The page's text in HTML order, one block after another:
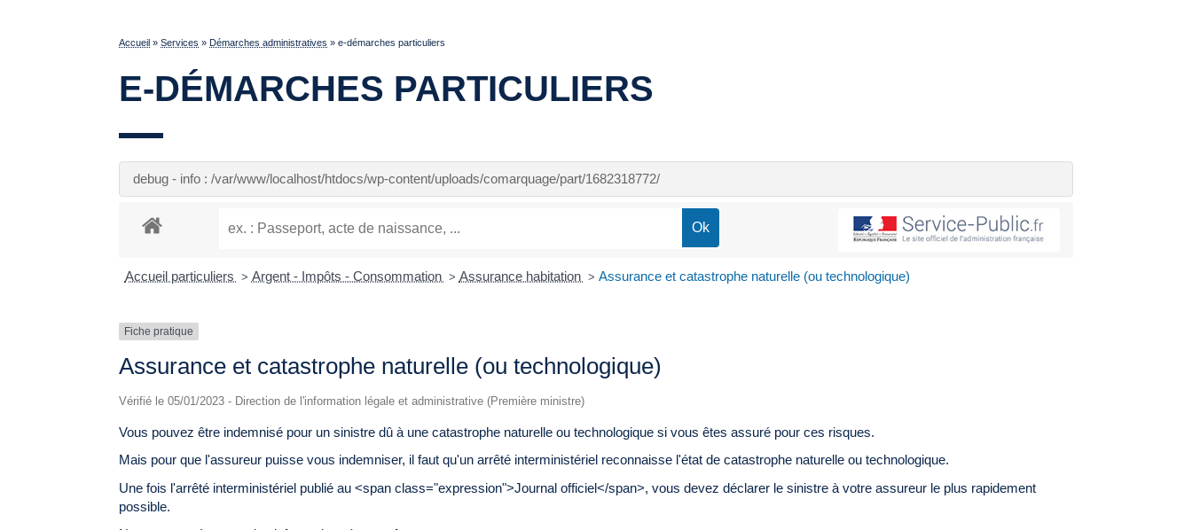
Accueil »Services » Démarches administratives »e-démarches particuliers
E-DÉMARCHES PARTICULIERS
debug - info : /var/www/localhost/htdocs/wp-content/uploads/comarquage/part/1682318772/
Accueil particuliers > Argent - Impôts - Consommation > Assurance habitation > Assurance et catastrophe naturelle (ou technologique)
Fiche pratique
Assurance et catastrophe naturelle (ou technologique)
Vérifié le 05/01/2023 - Direction de l'information légale et administrative (Première ministre)
Vous pouvez être indemnisé pour un sinistre dû à une catastrophe naturelle ou technologique si vous êtes assuré pour ces risques.
Mais pour que l'assureur puisse vous indemniser, il faut qu'un arrêté interministériel reconnaisse l'état de catastrophe naturelle ou technologique.
Une fois l'arrêté interministériel publié au <span class="expression">Journal officiel</span>, vous devez déclarer le sinistre à votre assureur le plus rapidement
possible.